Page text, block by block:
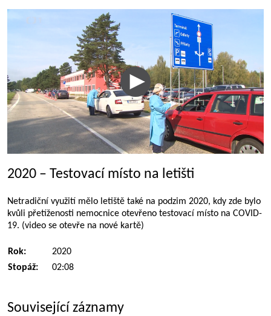
2020 – Testovací místo na letišti
Netradiční využití mělo letiště také na podzim 2020, kdy zde bylo
kvůli přetíženosti nemocnice otevřeno testovací místo na COVID-
19. (video se otevře na nové kartě)
Rok:
2020
Stopáž:
02:08
Související záznamy